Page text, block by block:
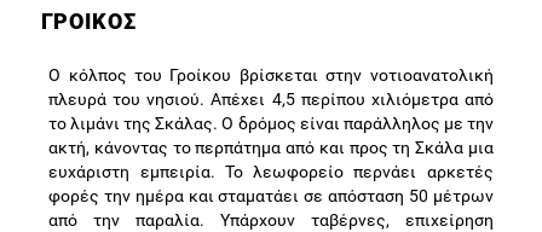
ΓΡΟΙΚΟΣ
Ο κόλπος του Γροίκου βρίσκεται στην νοτιοανατολική
πλευρά του νησιού. Απέχει 4,5 περίπου χιλιόμετρα από
το λιμάνι της Σκάλας. Ο δρόμος είναι παράλληλος με την
ακτή, κάνοντας το περπάτημα από και προς τη Σκάλα μια
ευχάριστη εμπειρία. Το λεωφορείο περνάει αρκετές
φορές την ημέρα και σταματάει σε απόσταση 50 μέτρων
από την παραλία. Υπάρχουν ταβέρνες, επιχείρηση